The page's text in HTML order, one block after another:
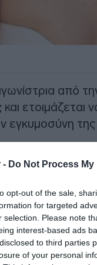
- Do Not Process
opt-out of the sale,
for targeted
selection. Please note
interest-based ads
to third parties
of your personal
από
και
εγκυμοσύνη
θέλησε να
δύο νέες